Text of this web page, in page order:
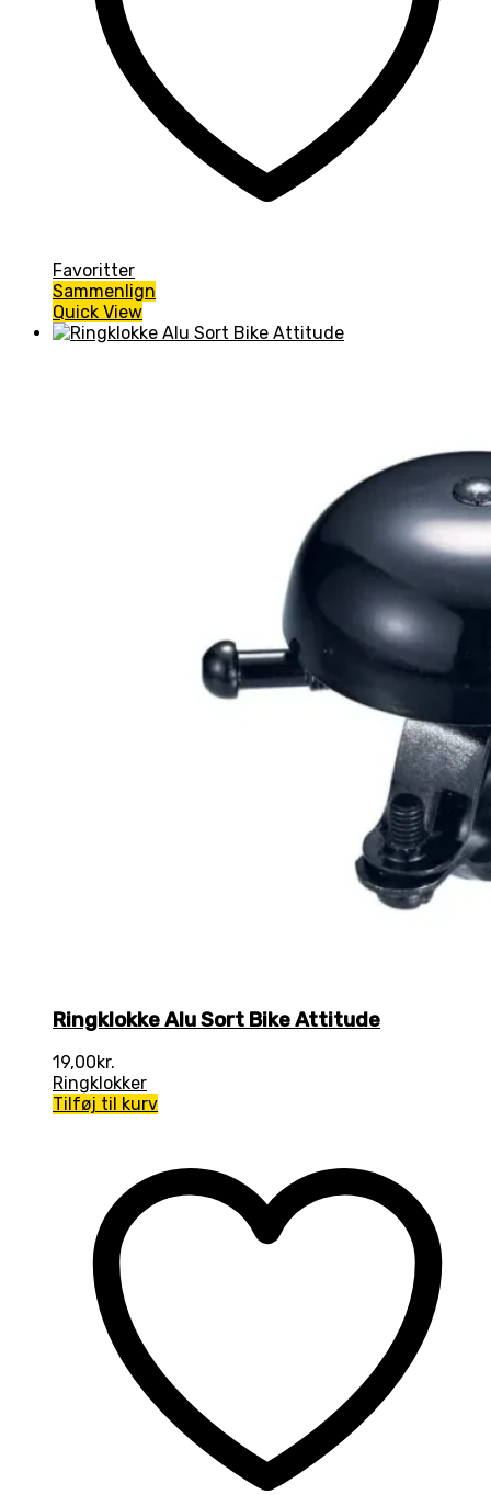
Favoritter
Sammenlign
Quick View
Ringklokke Alu Sort Bike Attitude
19,00kr.
Ringklokker
Tilføj til kurv